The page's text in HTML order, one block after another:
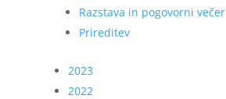
Razstava in pogovorni večer
Prireditev
2023
2022